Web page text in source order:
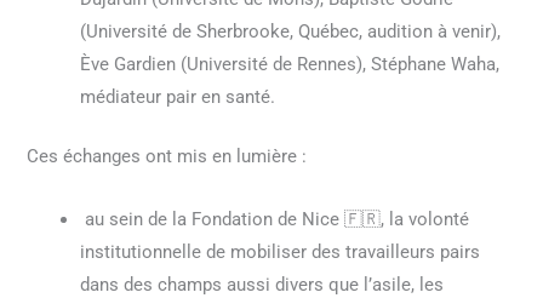
(Université de Sherbrooke, Québec, audition à venir),
Ève Gardien (Université de Rennes), Stéphane Waha,
médiateur pair en santé.
Ces échanges ont mis en lumière :
au sein de la Fondation de Nice 🇫🇷, la volonté
institutionnelle de mobiliser des travailleurs pairs
dans des champs aussi divers que l’asile, les